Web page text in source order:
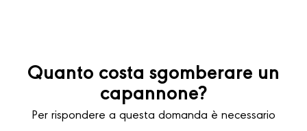
Quanto costa sgomberare un
capannone?
Per rispondere a questa domanda è necessario